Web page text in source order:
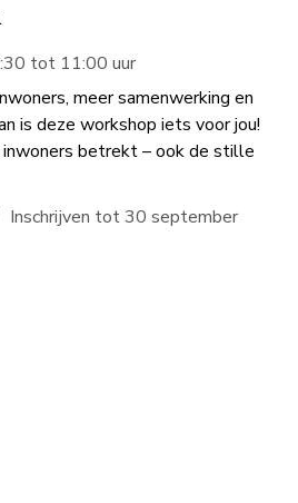
tot 11:00 uur
meer samenwerking en
is deze workshop iets voor jou!
betrekt – ook de stille
Inschrijven tot 30 september